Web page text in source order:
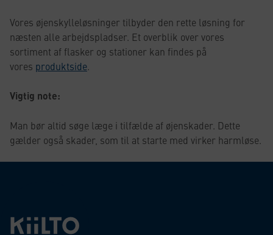
Vores øjenskylleløsninger tilbyder den rette løsning for
næsten alle arbejdspladser. Et overblik over vores
sortiment af flasker og stationer kan findes på
vores produktside
Vigtig note:
Man bør altid søge læge i tilfælde af øjenskader. Dette
gælder også skader, som til at starte med virker harmløse.